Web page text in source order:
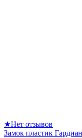
★Нет отзывов
Замок пластик